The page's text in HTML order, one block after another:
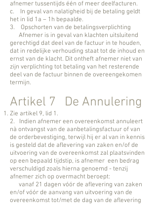
afnemer tussentijds één of meer deelfacturen.
c. In geval van nalatigheid bij de betaling geldt
het in lid 1a – 1h bepaalde.
3. Opschorten van de betalingsverplichting
Afnemer is in geval van klachten uitsluitend
gerechtigd dat deel van de factuur in te houden,
dat in redelijke verhouding staat tot de inhoud en
ernst van de klacht. Dit ontheft afnemer niet van
zijn verplichting tot betaling van het resterende
deel van de factuur binnen de overeengekomen
termijn.
Artikel 7 De Annulering
Zie artikel 9, lid 1.
2. Indien afnemer een overeenkomst annuleert
nà ontvangst van de aanbetalingsfactuur of van
de orderbevestiging, terwijl hij er al van in kennis
is gesteld dat de aflevering van zaken en/of de
uitvoering van de overeenkomst zal plaatsvinden
op een bepaald tijdstip, is afnemer een bedrag
verschuldigd zoals hierna genoemd - tenzij
afnemer zich op overmacht beroept:
vanaf 21 dagen vóór de aflevering van zaken
en/of vóór de aanvang van uitvoering van de
overeenkomst tot/met de dag van de aflevering